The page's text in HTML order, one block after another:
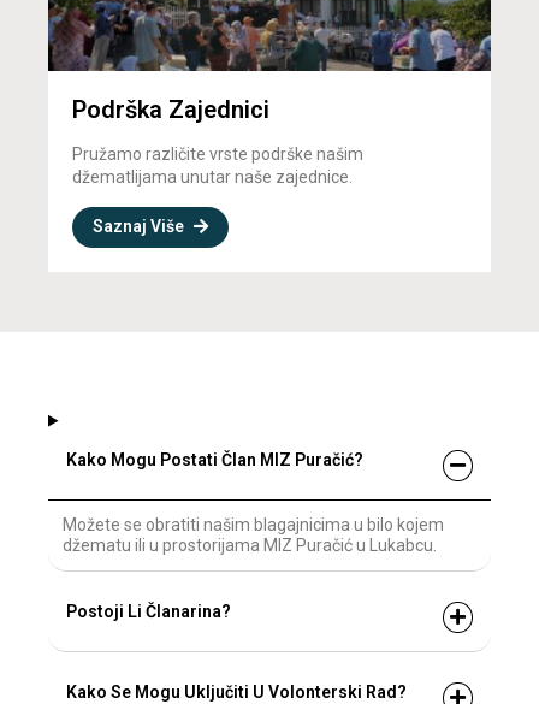
Podrška Zajednici
Pružamo različite vrste podrške našim
džematlijama unutar naše zajednice.
Saznaj Više
Kako Mogu Postati Član MIZ Puračić?
Možete se obratiti našim blagajnicima u bilo kojem
džematu ili u prostorijama MIZ Puračić u Lukabcu.
Postoji Li Članarina?
Kako Se Mogu Uključiti U Volonterski Rad?